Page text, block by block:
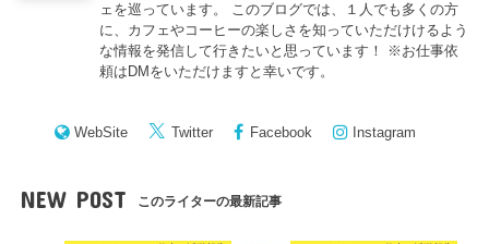
ェを巡っています。 このブログでは、１人でも多くの方
に、カフェやコーヒーの楽しさを知っていただけけるよう
な情報を発信して行きたいと思っています！ ※お仕事依
頼はDMをいただけますと幸いです。
WebSite Twitter Facebook Instagram
NEW POST このライターの最新記事